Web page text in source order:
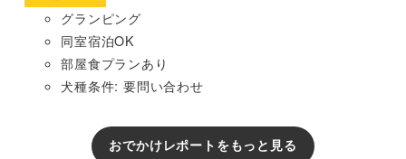
グランピング
同室宿泊OK
部屋食プランあり
犬種条件: 要問い合わせ
おでかけレポートをもっと見る